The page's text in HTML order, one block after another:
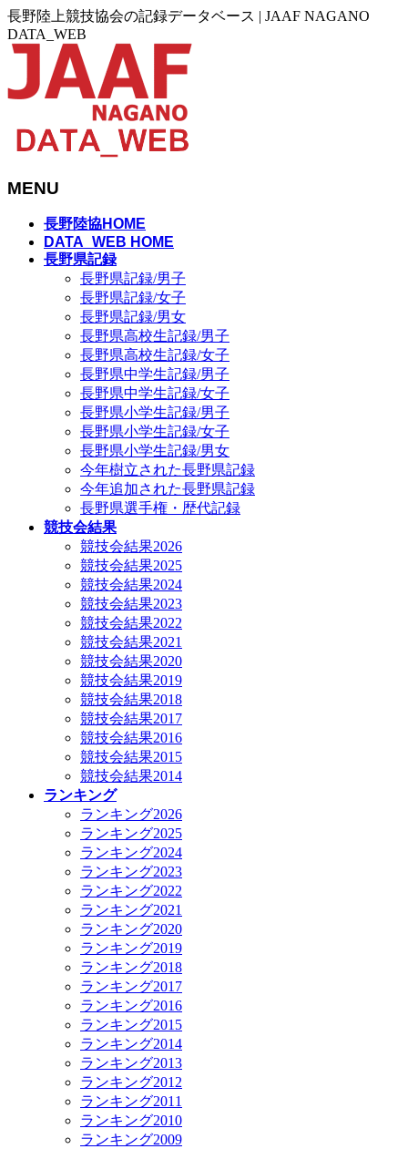
長野陸上競技協会の記録データベース | JAAF NAGANO
DATA_WEB
MENU
長野陸協HOME
DATA_WEB HOME
長野県記録
長野県記録/男子
長野県記録/女子
長野県記録/男女
長野県高校生記録/男子
長野県高校生記録/女子
長野県中学生記録/男子
長野県中学生記録/女子
長野県小学生記録/男子
長野県小学生記録/女子
長野県小学生記録/男女
今年樹立された長野県記録
今年追加された長野県記録
長野県選手権・歴代記録
競技会結果
競技会結果2026
競技会結果2025
競技会結果2024
競技会結果2023
競技会結果2022
競技会結果2021
競技会結果2020
競技会結果2019
競技会結果2018
競技会結果2017
競技会結果2016
競技会結果2015
競技会結果2014
ランキング
ランキング2026
ランキング2025
ランキング2024
ランキング2023
ランキング2022
ランキング2021
ランキング2020
ランキング2019
ランキング2018
ランキング2017
ランキング2016
ランキング2015
ランキング2014
ランキング2013
ランキング2012
ランキング2011
ランキング2010
ランキング2009